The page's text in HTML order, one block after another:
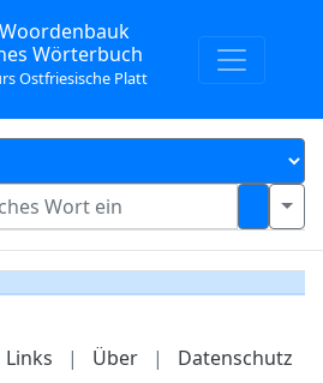
Wörterbuch
Ostfriesische Platt
Links | Über | Datenschutz